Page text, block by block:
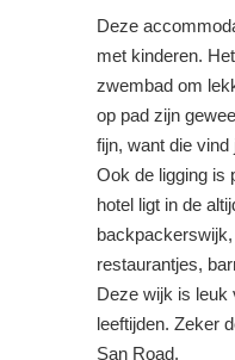
Deze
met kinderen.
zwembad om
op pad zijn
fijn, want die
Ook de ligging is
hotel ligt in de
restaurantjes,
Deze wijk is leuk
leeftijden. Zeker
San Road.